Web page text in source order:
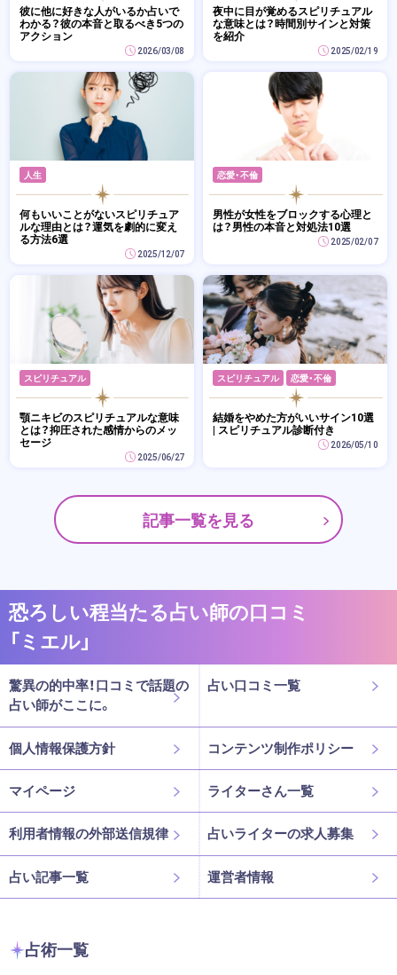
彼に他に好きな人がいるか占いで
わかる？彼の本音と取るべき5つの
アクション
2026/03/08
夜中に目が覚めるスピリチュアル
な意味とは？時間別サインと対策
を紹介
2025/02/19
人生
何もいいことがないスピリチュア
ルな理由とは？運気を劇的に変え
る方法6選
2025/12/07
恋愛・不倫
男性が女性をブロックする心理と
は？男性の本音と対処法10選
2025/02/07
スピリチュアル
顎ニキビのスピリチュアルな意味
とは？抑圧された感情からのメッ
セージ
2025/06/27
スピリチュアル 恋愛・不倫
結婚をやめた方がいいサイン10選
| スピリチュアル診断付き
2026/05/10
記事一覧を見る
恐ろしい程当たる占い師の口コミ
「ミエル」
驚異の的中率！口コミで話題の
占い師がここに。
占い口コミ一覧
個人情報保護方針 コンテンツ制作ポリシー
マイページ ライターさん一覧
利用者情報の外部送信規律 占いライターの求人募集
占い記事一覧 運営者情報
占術一覧